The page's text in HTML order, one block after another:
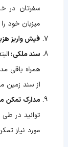
سفرتان در
میزبان خود را
فیش واریز
سند ملکی:
همراه باقی
از سند زمین
مدارک تمکن
توانید در
مورد نیاز